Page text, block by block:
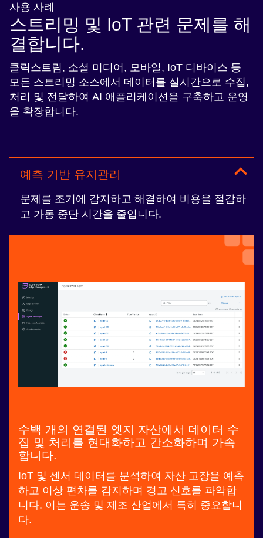
사용 사례
스트리밍 및 IoT 관련 문제를 해
결합니다.
클릭스트림, 소셜 미디어, 모바일, IoT 디바이스 등
모든 스트리밍 소스에서 데이터를 실시간으로 수집,
처리 및 전달하여 AI 애플리케이션을 구축하고 운영
을 확장합니다.
예측 기반 유지관리
문제를 조기에 감지하고 해결하여 비용을 절감하
고 가동 중단 시간을 줄입니다.
수백 개의 연결된 엣지 자산에서 데이터 수
집 및 처리를 현대화하고 간소화하며 가속
합니다.
IoT 및 센서 데이터를 분석하여 자산 고장을 예측
하고 이상 편차를 감지하며 경고 신호를 파악합
니다. 이는 운송 및 제조 산업에서 특히 중요합니
다.